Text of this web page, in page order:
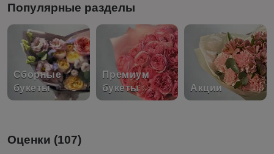
Популярные разделы
Сборные
букеты
Премиум
букеты
Акции
Оценки (107)